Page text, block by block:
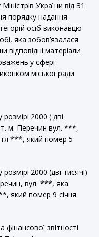
України від 31
порядку надання
осіб виконавцю
яка зобов’язалася
матеріали
у сфері
міської ради
2000 ( дві
м. Перечин вул. ***,
***, який помер 5
2000 (дві тисячі)
вул. ***, яка
який помер 9 січня
фінансової звітності